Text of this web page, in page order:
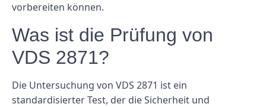
vorbereiten können.
Was ist die Prüfung von
VDS 2871?
Die Untersuchung von VDS 2871 ist ein
standardisierter Test, der die Sicherheit und